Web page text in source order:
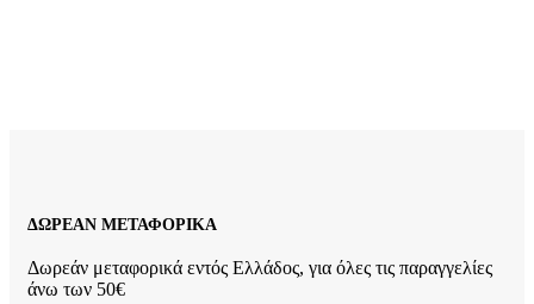
ΔΩΡΕΑΝ ΜΕΤΑΦΟΡΙΚΑ
Δωρεάν μεταφορικά εντός Ελλάδος, για όλες τις παραγγελίες
άνω των 50€